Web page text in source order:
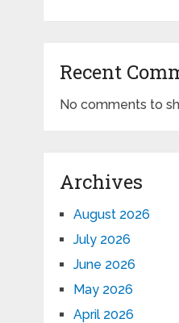
Recent
No comments to
Archives
August 2026
July 2026
June 2026
May 2026
April 2026